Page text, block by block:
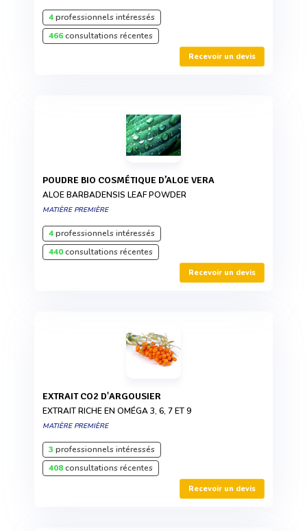
4professionnels intéressés
466consultations récentes
Recevoir un devis
POUDRE BIO COSMÉTIQUE D’ALOE VERA
ALOE BARBADENSIS LEAF POWDER
MATIÈRE PREMIÈRE
4professionnels intéressés
440consultations récentes
Recevoir un devis
EXTRAIT CO2 D'ARGOUSIER
EXTRAIT RICHE EN OMÉGA 3, 6, 7 ET 9
MATIÈRE PREMIÈRE
3 professionnels intéressés
408consultations récentes
Recevoir un devis